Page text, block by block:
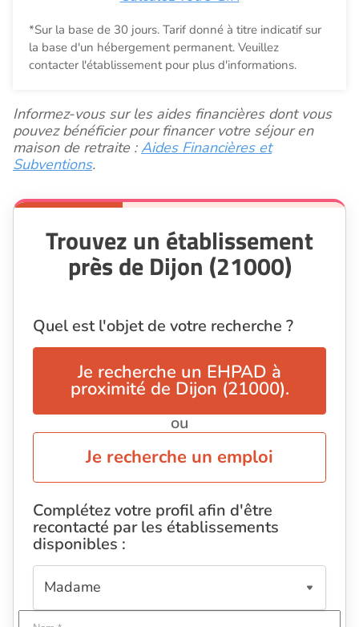
*Sur la base de 30 jours. Tarif donné à titre indicatif sur
la base d'un hébergement permanent. Veuillez
contacter l'établissement pour plus d'informations.
Informez-vous sur les aides financières dont vous
pouvez bénéficier pour financer votre séjour en
maison de retraite :Aides Financières et
Subventions.
Trouvez un établissement
près de Dijon (21000)
Quel est l'objet de votre recherche ?
Je recherche un EHPAD à
proximité de Dijon (21000).
ou
Je recherche un emploi
Complétez votre profil afin d'être
recontacté par les établissements
disponibles :